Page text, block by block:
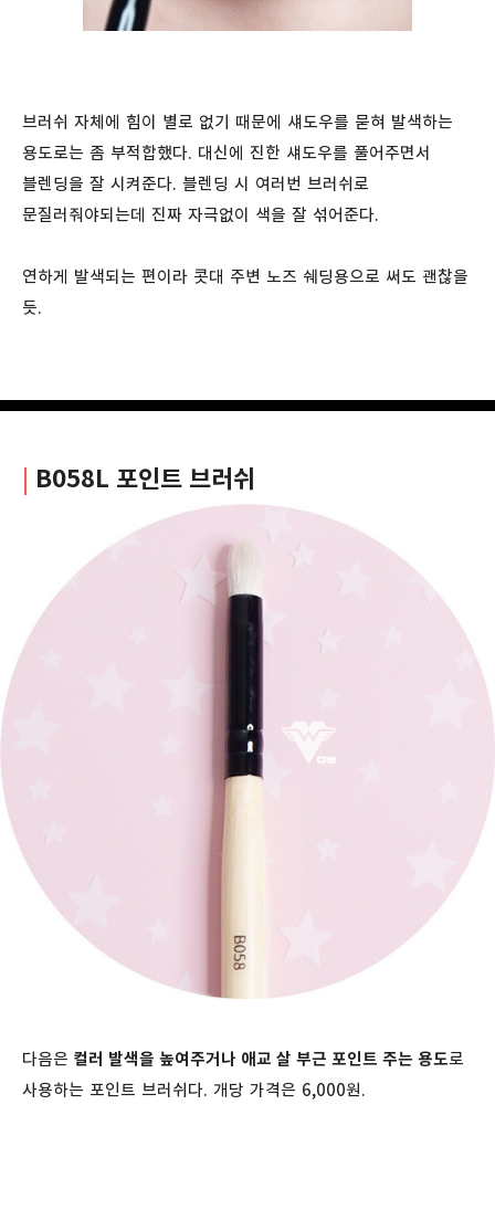
브러쉬 자체에 힘이 별로 없기 때문에 섀도우를 묻혀 발색하는
용도로는 좀 부적합했다. 대신에 진한 섀도우를 풀어주면서
블렌딩을 잘 시켜준다. 블렌딩 시 여러번 브러쉬로
문질러줘야되는데 진짜 자극없이 색을 잘 섞어준다.
연하게 발색되는 편이라 콧대 주변 노즈 쉐딩용으로 써도 괜찮을
듯.
B058L 포인트 브러쉬
다음은 컬러 발색을 높여주거나 애교 살 부근 포인트 주는 용도로
사용하는 포인트 브러쉬다. 개당 가격은 6,000원.